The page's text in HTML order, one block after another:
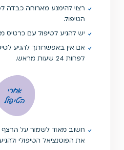
רצוי להימנע מארוחה כבדה
הטיפול.
יש להגיע לטיפול עם כרטיס
אם אין באפשרותך להגיע
לפחות 24 שעות מראש.
אחרי
הטיפול
חשוב מאוד לשמור על הרצף
את הפוטנציאל הטיפולי